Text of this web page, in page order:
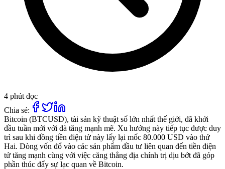
4 phút đọc
Chia sẻ:
Bitcoin (BTCUSD), tài sản kỹ thuật số lớn nhất thế giới, đã khởi
đầu tuần mới với đà tăng mạnh mẽ. Xu hướng này tiếp tục được duy
trì sau khi đồng tiền điện tử này lấy lại mốc 80.000 USD vào thứ
Hai. Dòng vốn đổ vào các sản phẩm đầu tư liên quan đến tiền điện
tử tăng mạnh cùng với việc căng thẳng địa chính trị dịu bớt đã góp
phần thúc đẩy sự lạc quan về Bitcoin.